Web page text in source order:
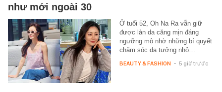
như mới ngoài 30
Ở tuổi 52, Oh Na Ra vẫn giữ
được làn da căng mịn đáng
ngưỡng mộ nhờ những bí quyết
chăm sóc da tưởng nhỏ…
BEAUTY & FASHION - 5 giờ trước